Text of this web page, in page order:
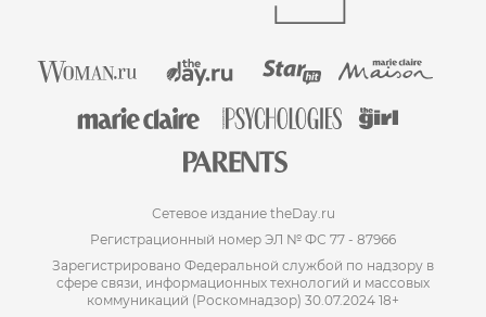
Сетевое издание theDay.ru
Регистрационный номер ЭЛ № ФС 77 - 87966
Зарегистрировано Федеральной службой по надзору в
сфере связи, информационных технологий и массовых
коммуникаций (Роскомнадзор) 30.07.2024 18+